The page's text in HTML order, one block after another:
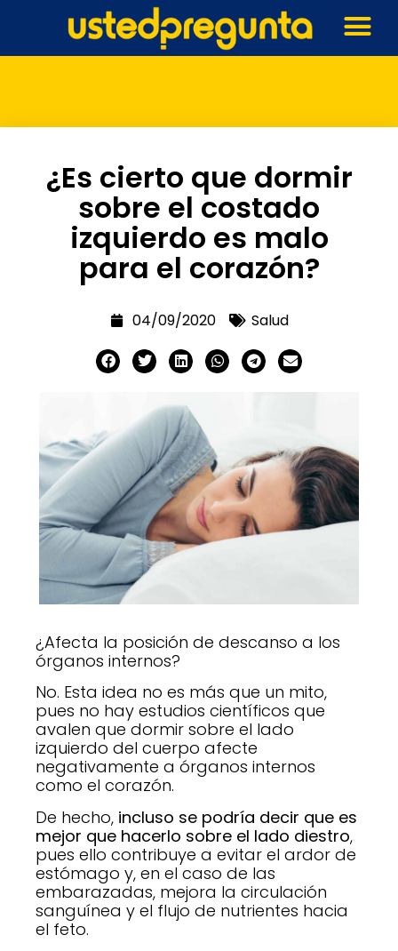
¿Es cierto que dormir
sobre el costado
izquierdo es malo
para el corazón?
04/09/2020 Salud
¿Afecta la posición de descanso a los
órganos internos?
No. Esta idea no es más que un mito,
pues no hay estudios científicos que
avalen que dormir sobre el lado
izquierdo del cuerpo afecte
negativamente a órganos internos
como el corazón.
De hecho, incluso se podría decir que es
mejor que hacerlo sobre el lado diestro,
pues ello contribuye a evitar el ardor de
estómago y, en el caso de las
embarazadas, mejora la circulación
sanguínea y el flujo de nutrientes hacia
el feto.